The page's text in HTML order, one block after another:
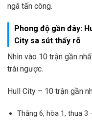
ngã tấn công.
Phong độ gần đây:
City sa sút thấy rõ
Nhìn vào 10 trận gần
trái ngược.
Hull City – 10 trận gần
Thắng 6, hòa 1, thua 3